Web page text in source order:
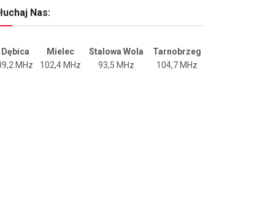
Nas:
Dębica Mielec Stalowa Wola
Tarnobrzeg
MHz
102,4 MHz 93,5 MHz 104,7 MHz